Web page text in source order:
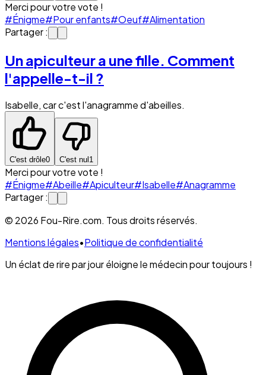
Merci pour votre vote !
#Énigme#Pour enfants#Oeuf#Alimentation
Partager :
Un apiculteur a une fille. Comment
l'appelle-t-il ?
Isabelle, car c'est l'anagramme d'abeilles.
C'est drôle0 C'est nul 1
Merci pour votre vote !
#Énigme#Abeille#Apiculteur#Isabelle#Anagramme
Partager :
© 2026 Fou-Rire.com. Tous droits réservés.
Mentions légales•Politique de confidentialité
Un éclat de rire par jour éloigne le médecin pour toujours !